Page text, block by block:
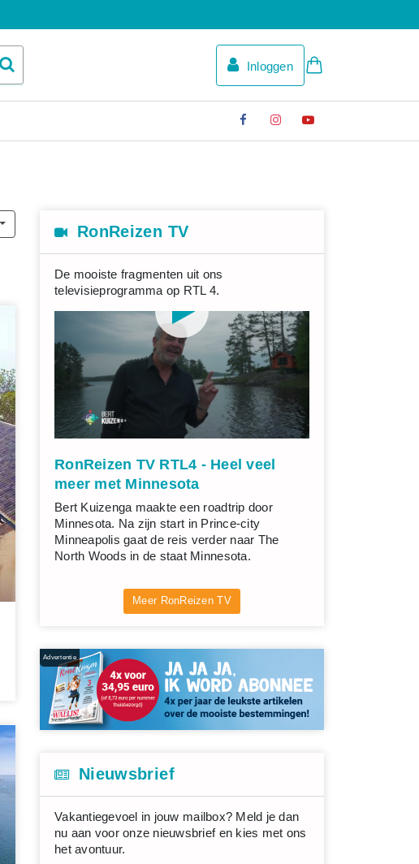
Inloggen
RonReizen TV
De mooiste fragmenten uit ons
televisieprogramma op RTL 4.
RonReizen TV RTL4 - Heel veel
meer met Minnesota
Bert Kuizenga maakte een roadtrip door
Minnesota. Na zijn start in Prince-city
Minneapolis gaat de reis verder naar The
North Woods in de staat Minnesota.
Meer RonReizen TV
Advertentie
Nieuwsbrief
Vakantiegevoel in jouw mailbox? Meld je dan
nu aan voor onze nieuwsbrief en kies met ons
het avontuur.